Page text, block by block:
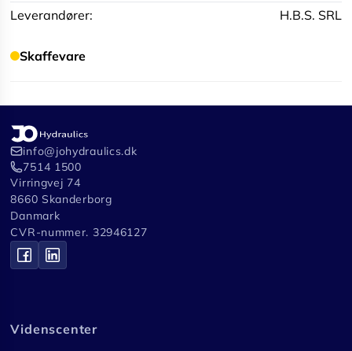
Leverandører:
H.B.S. SRL
Skaffevare
info@johydraulics.dk
7514 1500
Virringvej 74
8660 Skanderborg
Danmark
CVR-nummer. 32946127
Videnscenter